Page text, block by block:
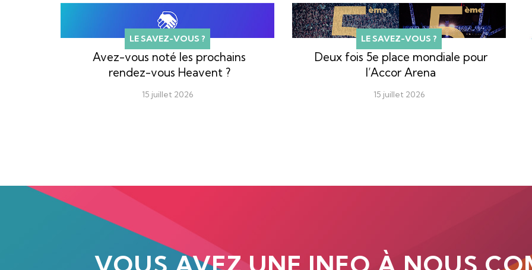
LE SAVEZ-VOUS ?
Avez-vous noté les prochains
rendez-vous Heavent ?
15 juillet 2026
LE SAVEZ-VOUS ?
Deux fois 5e place mondiale pour
l’Accor Arena
15 juillet 2026